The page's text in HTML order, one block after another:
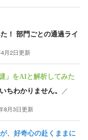
！ 部門ごとの通過ライ
月2日更新
」をAIと解析してみた
ちわかりません。 ／
8月3日更新
、好奇心の赴くままに